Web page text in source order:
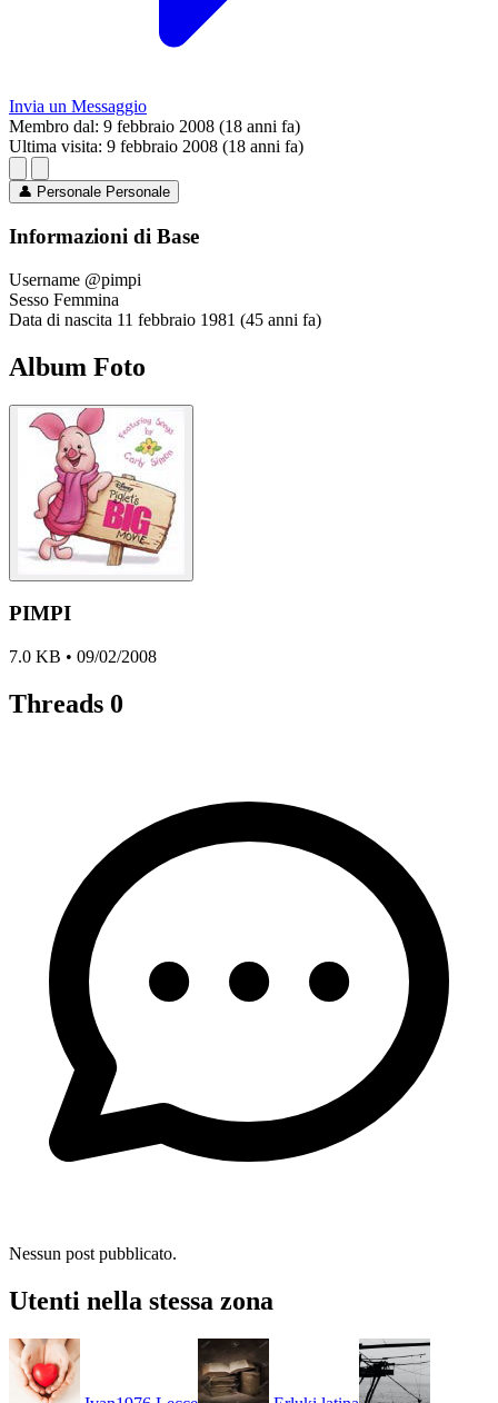
Invia un Messaggio
Membro dal: 9 febbraio 2008 (18 anni fa)
Ultima visita: 9 febbraio 2008 (18 anni fa)
👤 Personale Personale
Informazioni di Base
Username @pimpi
Sesso Femmina
Data di nascita 11 febbraio 1981 (45 anni fa)
Album Foto
PIMPI
7.0 KB • 09/02/2008
Threads 0
Nessun post pubblicato.
Utenti nella stessa zona